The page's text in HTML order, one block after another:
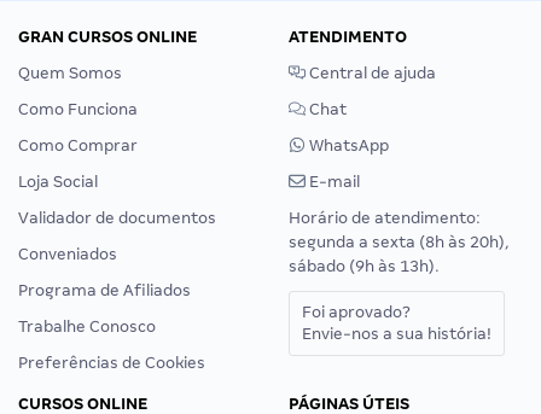
GRAN CURSOS ONLINE
Quem Somos
Como Funciona
Como Comprar
Loja Social
Validador de documentos
Conveniados
Programa de Afiliados
Trabalhe Conosco
Preferências de Cookies
ATENDIMENTO
Central de ajuda
Chat
WhatsApp
E-mail
Horário de atendimento:
segunda a sexta (8h às 20h),
sábado (9h às 13h).
Foi aprovado?
Envie-nos a sua história!
CURSOS ONLINE
PÁGINAS ÚTEIS